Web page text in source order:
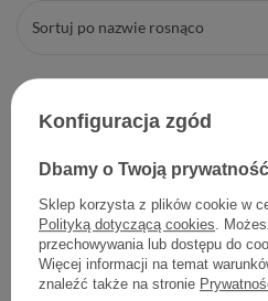
Sortuj po nazwie rosnąco
Durex Intense
nakładka
Konfiguracja zgód
Dbamy o Twoją prywatność
Sklep korzysta z plików cookie w
Polityką dotyczącą cookies .
przechowywania lub dostępu do
Więcej informacji na temat
znaleźć także na stronie